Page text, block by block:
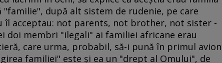
după alt sistem de rudenie, pe care
îl acceptau: not parents, not brother, not sister -
doi membri "ilegali" ai familiei africane erau
care urma, probabil, să-i pună în primul avion
familiei" este şi ea un "drept al Omului", de